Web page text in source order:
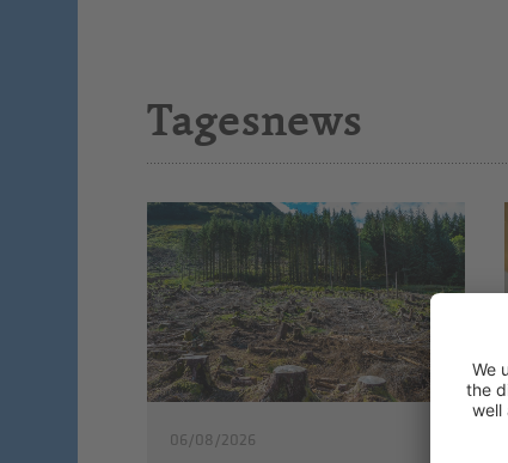
Tagesnews
06/08/2026